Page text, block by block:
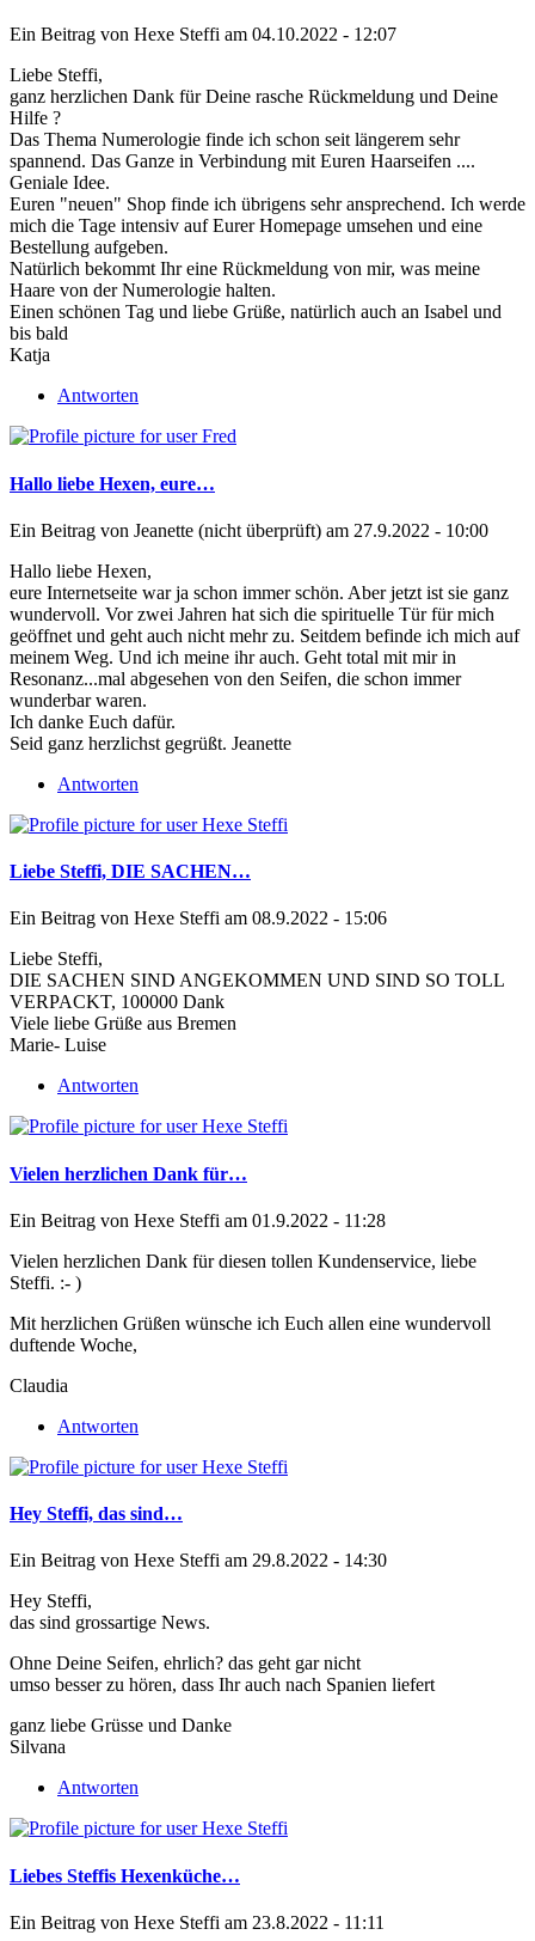
Ein Beitrag von Hexe Steffi am 04.10.2022 - 12:07
Liebe Steffi,
ganz herzlichen Dank für Deine rasche Rückmeldung und Deine
Hilfe ?
Das Thema Numerologie finde ich schon seit längerem sehr
spannend. Das Ganze in Verbindung mit Euren Haarseifen ....
Geniale Idee.
Euren "neuen" Shop finde ich übrigens sehr ansprechend. Ich werde
mich die Tage intensiv auf Eurer Homepage umsehen und eine
Bestellung aufgeben.
Natürlich bekommt Ihr eine Rückmeldung von mir, was meine
Haare von der Numerologie halten.
Einen schönen Tag und liebe Grüße, natürlich auch an Isabel und
bis bald
Katja
Antworten
Hallo liebe Hexen, eure…
Ein Beitrag von Jeanette (nicht überprüft) am 27.9.2022 - 10:00
Hallo liebe Hexen,
eure Internetseite war ja schon immer schön. Aber jetzt ist sie ganz
wundervoll. Vor zwei Jahren hat sich die spirituelle Tür für mich
geöffnet und geht auch nicht mehr zu. Seitdem befinde ich mich auf
meinem Weg. Und ich meine ihr auch. Geht total mit mir in
Resonanz...mal abgesehen von den Seifen, die schon immer
wunderbar waren.
Ich danke Euch dafür.
Seid ganz herzlichst gegrüßt. Jeanette
Antworten
Liebe Steffi, DIE SACHEN…
Ein Beitrag von Hexe Steffi am 08.9.2022 - 15:06
Liebe Steffi,
DIE SACHEN SIND ANGEKOMMEN UND SIND SO TOLL
VERPACKT, 100000 Dank
Viele liebe Grüße aus Bremen
Marie- Luise
Antworten
Vielen herzlichen Dank für…
Ein Beitrag von Hexe Steffi am 01.9.2022 - 11:28
Vielen herzlichen Dank für diesen tollen Kundenservice, liebe
Steffi. :- )
Mit herzlichen Grüßen wünsche ich Euch allen eine wundervoll
duftende Woche,
Claudia
Antworten
Hey Steffi, das sind…
Ein Beitrag von Hexe Steffi am 29.8.2022 - 14:30
Hey Steffi,
das sind grossartige News.
Ohne Deine Seifen, ehrlich? das geht gar nicht
umso besser zu hören, dass Ihr auch nach Spanien liefert
ganz liebe Grüsse und Danke
Silvana
Antworten
Liebes Steffis Hexenküche…
Ein Beitrag von Hexe Steffi am 23.8.2022 - 11:11